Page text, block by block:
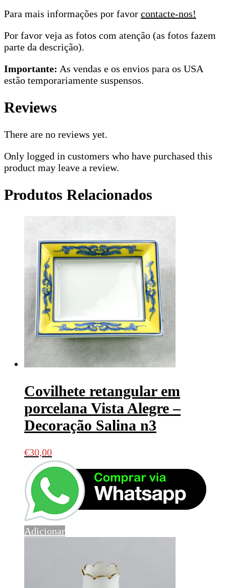
Para mais informações por favor contacte-nos!
Por favor veja as fotos com atenção (as fotos fazem
parte da descrição).
Importante: As vendas e os envios para os USA
estão temporariamente suspensos.
Reviews
There are no reviews yet.
Only logged in customers who have purchased this
product may leave a review.
Produtos Relacionados
Covilhete retangular em
porcelana Vista Alegre –
Decoração Salina n3
€30,00
Adicionar